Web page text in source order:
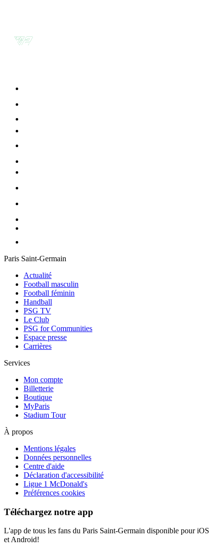
Paris Saint-Germain
Actualité
Football masculin
Football féminin
Handball
PSG TV
Le Club
PSG for Communities
Espace presse
Carrières
Services
Mon compte
Billetterie
Boutique
MyParis
Stadium Tour
À propos
Mentions légales
Données personnelles
Centre d'aide
Déclaration d'accessibilité
Ligue 1 McDonald's
Préférences cookies
Téléchargez notre app
L'app de tous les fans du Paris Saint-Germain disponible pour iOS
et Android!